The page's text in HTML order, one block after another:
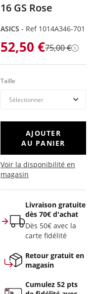
16 GS Rose
ASICS - Ref 1014A346-701
52,50 €75,00 €
Taille
AJOUTER
AU PANIER
Voir la disponibilité en
magasin
Livraison gratuite
dès 70€ d'achat
Dès 50€ avec la
carte fidélité
Retour gratuit en
magasin
Cumulez 52 pts